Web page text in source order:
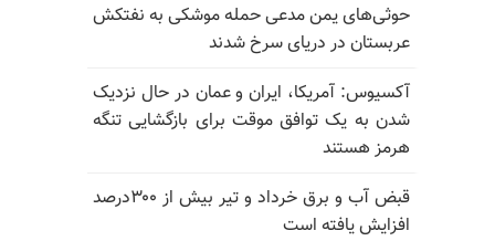
حوثی‌های یمن مدعی حمله موشکی به نفتکش
عربستان در دریای سرخ شدند
آکسیوس: آمریکا، ایران و عمان در حال نزدیک
شدن به یک توافق موقت برای بازگشایی تنگه
هرمز هستند
قبض آب و برق خرداد و تیر بیش از ۳۰۰درصد
افزایش یافته است